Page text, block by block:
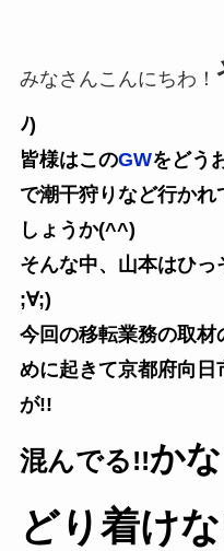
みなさんこんにちわ！
ﾉ)
皆様はこのGWをどう
で潮干狩りなど行か
しょうか(^^)
そんな中、山本はひ
;∀;)
今回の移転業務の取
めに起きて京都府向
が!!
混んでる!!か
どり着け